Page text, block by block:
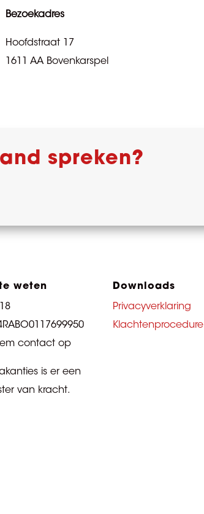
Bezoekadres
Hoofdstraat 17
1611 AA Bovenkarspel
spreken?
weten
contact op
is er een
van kracht.
Downloads
Privacyverklaring
Klachtenprocedure